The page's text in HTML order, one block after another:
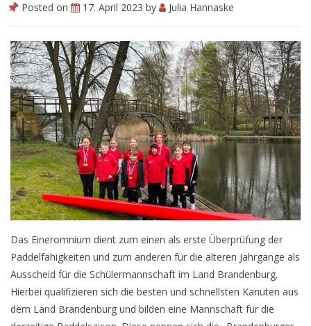
Beitragssatzung
Kanurennsport
Wasserwandern
Seniorensportgruppe
Aktuelles
Planung für das laufende Sportjahr
Infobox
Posted on 17. April 2023 by Julia Hannaske
Das Eineromnium dient zum einen als erste Überprüfung der
Paddelfähigkeiten und zum anderen für die älteren Jahrgänge als
Ausscheid für die Schülermannschaft im Land Brandenburg.
Hierbei qualifizieren sich die besten und schnellsten Kanuten aus
dem Land Brandenburg und bilden eine Mannschaft für die